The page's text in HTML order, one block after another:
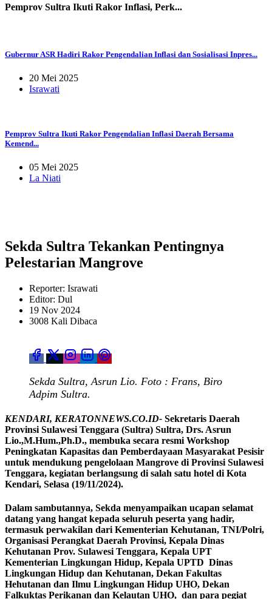
Pemprov Sultra Ikuti Rakor Inflasi, Perk...
Gubernur ASR Hadiri Rakor Pengendalian Inflasi dan Sosialisasi Inpres...
20 Mei 2025
Israwati
Pemprov Sultra Ikuti Rakor Pengendalian Inflasi Daerah Bersama
Kemend...
05 Mei 2025
La Niati
Sekda Sultra Tekankan Pentingnya
Pelestarian Mangrove
Reporter: Israwati
Editor: Dul
19 Nov 2024
3008 Kali Dibaca
Sekda Sultra, Asrun Lio. Foto : Frans, Biro
Adpim Sultra.
KENDARI, KERATONNEWS.CO.ID- Sekretaris Daerah
Provinsi Sulawesi Tenggara (Sultra) Sultra, Drs. Asrun
Lio.,M.Hum.,Ph.D., membuka secara resmi Workshop
Peningkatan Kapasitas dan Pemberdayaan Masyarakat Pesisir
untuk mendukung pengelolaan Mangrove di Provinsi Sulawesi
Tenggara, kegiatan berlangsung di salah satu hotel di Kota
Kendari, Selasa (19/11/2024).
Dalam sambutannya, Sekda menyampaikan ucapan selamat
datang yang hangat kepada seluruh peserta yang hadir,
termasuk perwakilan dari Kementerian Kehutanan, TNI/Polri,
Organisasi Perangkat Daerah Provinsi, Kepala Dinas
Kehutanan Prov. Sulawesi Tenggara, Kepala UPT
Kementerian Lingkungan Hidup, Kepala UPTD Dinas
Lingkungan Hidup dan Kehutanan, Dekan Fakultas
Hehutanan dan Ilmu Lingkungan Hidup UHO, Dekan
Falkuktas Perikanan dan Kelautan UHO, dan para pegiat